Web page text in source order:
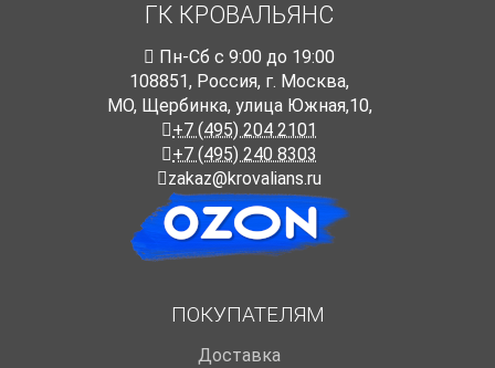
ГК КРОВАЛЬЯНС
Пн-Cб с 9:00 до 19:00
108851, Россия, г. Москва,
МО, Щербинка, улица Южная,10,
+7 (495) 204 2101
+7 (495) 240 8303
zakaz@krovalians.ru
ПОКУПАТЕЛЯМ
Доставка